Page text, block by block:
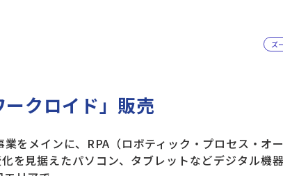
ズ
クロイド」販売
をメインに、RPA（ロボティック・プロセス・オ
を見据えたパソコン、タブレットなどデジタル機